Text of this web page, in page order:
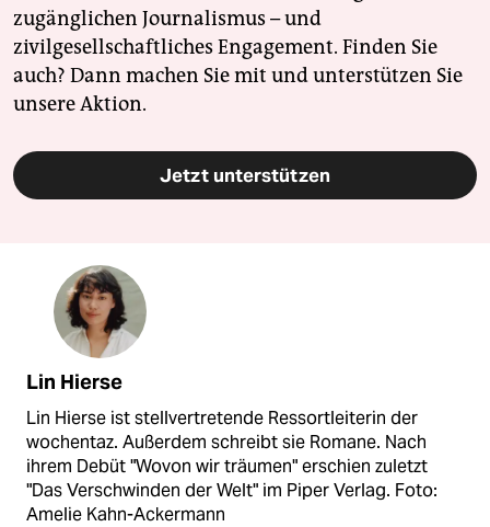
zugänglichen Journalismus – und
zivilgesellschaftliches Engagement. Finden Sie
auch? Dann machen Sie mit und unterstützen Sie
unsere Aktion.
Jetzt unterstützen
Lin Hierse
Lin Hierse ist stellvertretende Ressortleiterin der
wochentaz. Außerdem schreibt sie Romane. Nach
ihrem Debüt "Wovon wir träumen" erschien zuletzt
"Das Verschwinden der Welt" im Piper Verlag. Foto:
Amelie Kahn-Ackermann